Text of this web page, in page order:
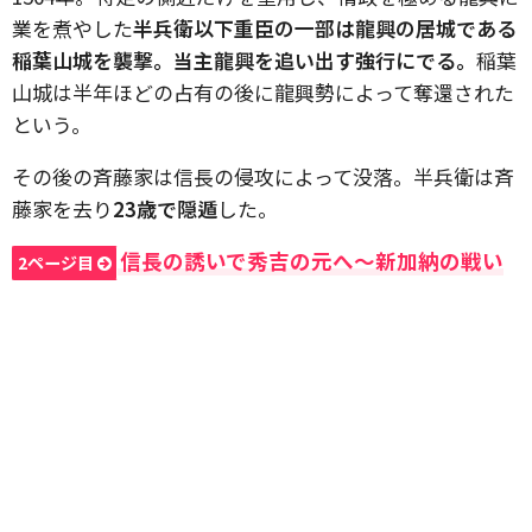
業を煮やした半兵衛以下重臣の一部は龍興の居城である
稲葉山城を襲撃。当主龍興を追い出す強行にでる。 稲葉
山城は半年ほどの占有の後に龍興勢によって奪還された
という。
その後の斉藤家は信長の侵攻によって没落。半兵衛は斉
藤家を去り23歳で隠遁した。
2ページ目 信長の誘いで秀吉の元へ〜新加納の戦い